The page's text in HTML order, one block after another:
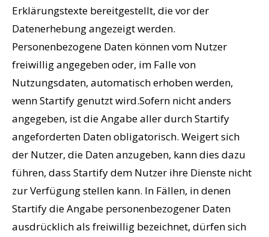
Erklärungstexte bereitgestellt, die vor der
Datenerhebung angezeigt werden.
Personenbezogene Daten können vom Nutzer
freiwillig angegeben oder, im Falle von
Nutzungsdaten, automatisch erhoben werden,
wenn Startify genutzt wird.Sofern nicht anders
angegeben, ist die Angabe aller durch Startify
angeforderten Daten obligatorisch. Weigert sich
der Nutzer, die Daten anzugeben, kann dies dazu
führen, dass Startify dem Nutzer ihre Dienste nicht
zur Verfügung stellen kann. In Fällen, in denen
Startify die Angabe personenbezogener Daten
ausdrücklich als freiwillig bezeichnet, dürfen sich